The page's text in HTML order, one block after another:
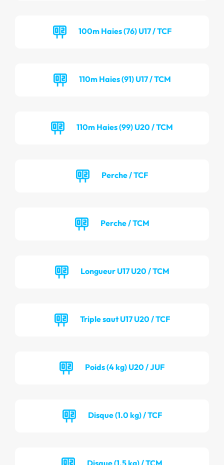
100m Haies (76) U17 / TCF
110m Haies (91) U17 / TCM
110m Haies (99) U20 / TCM
Perche / TCF
Perche / TCM
Longueur U17 U20 / TCM
Triple saut U17 U20 / TCF
Poids (4 kg) U20 / JUF
Disque (1.0 kg) / TCF
Disque (1.5 kg) / TCM